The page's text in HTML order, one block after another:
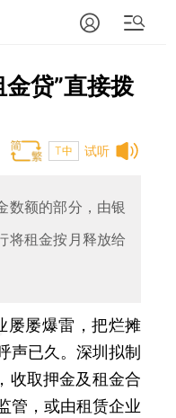
贷”直接拨
试听
T中
数额的部分，由银
将租金按月释放给
屡屡爆雷，把烂摊
声已久。深圳拟制
收取押金及租金合
管，或由租赁企业